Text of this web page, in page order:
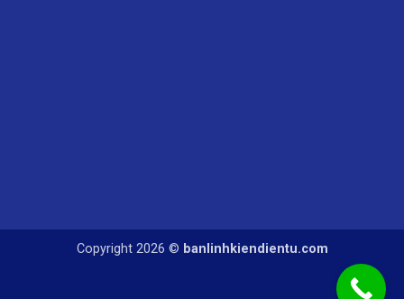
Copyright 2026 © banlinhkiendientu.com